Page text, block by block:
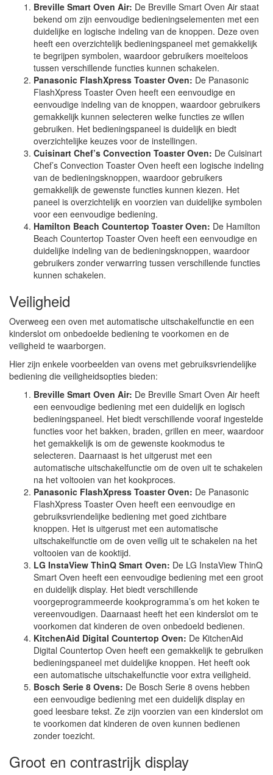
Breville Smart Oven Air: De Breville Smart Oven Air staat
bekend om zijn eenvoudige bedieningselementen met een
duidelijke en logische indeling van de knoppen. Deze oven
heeft een overzichtelijk bedieningspaneel met gemakkelijk
te begrijpen symbolen, waardoor gebruikers moeiteloos
tussen verschillende functies kunnen schakelen.
Panasonic FlashXpress Toaster Oven: De Panasonic
FlashXpress Toaster Oven heeft een eenvoudige en
eenvoudige indeling van de knoppen, waardoor gebruikers
gemakkelijk kunnen selecteren welke functies ze willen
gebruiken. Het bedieningspaneel is duidelijk en biedt
overzichtelijke keuzes voor de instellingen.
Cuisinart Chef’s Convection Toaster Oven: De Cuisinart
Chef’s Convection Toaster Oven heeft een logische indeling
van de bedieningsknoppen, waardoor gebruikers
gemakkelijk de gewenste functies kunnen kiezen. Het
paneel is overzichtelijk en voorzien van duidelijke symbolen
voor een eenvoudige bediening.
Hamilton Beach Countertop Toaster Oven: De Hamilton
Beach Countertop Toaster Oven heeft een eenvoudige en
duidelijke indeling van de bedieningsknoppen, waardoor
gebruikers zonder verwarring tussen verschillende functies
kunnen schakelen.
Veiligheid
Overweeg een oven met automatische uitschakelfunctie en een
kinderslot om onbedoelde bediening te voorkomen en de
veiligheid te waarborgen.
Hier zijn enkele voorbeelden van ovens met gebruiksvriendelijke
bediening die veiligheidsopties bieden:
Breville Smart Oven Air: De Breville Smart Oven Air heeft
een eenvoudige bediening met een duidelijk en logisch
bedieningspaneel. Het biedt verschillende vooraf ingestelde
functies voor het bakken, braden, grillen en meer, waardoor
het gemakkelijk is om de gewenste kookmodus te
selecteren. Daarnaast is het uitgerust met een
automatische uitschakelfunctie om de oven uit te schakelen
na het voltooien van het kookproces.
Panasonic FlashXpress Toaster Oven: De Panasonic
FlashXpress Toaster Oven heeft een eenvoudige en
gebruiksvriendelijke bediening met goed zichtbare
knoppen. Het is uitgerust met een automatische
uitschakelfunctie om de oven veilig uit te schakelen na het
voltooien van de kooktijd.
LG InstaView ThinQ Smart Oven: De LG InstaView ThinQ
Smart Oven heeft een eenvoudige bediening met een groot
en duidelijk display. Het biedt verschillende
voorgeprogrammeerde kookprogramma’s om het koken te
vereenvoudigen. Daarnaast heeft het een kinderslot om te
voorkomen dat kinderen de oven onbedoeld bedienen.
KitchenAid Digital Countertop Oven: De KitchenAid
Digital Countertop Oven heeft een gemakkelijk te gebruiken
bedieningspaneel met duidelijke knoppen. Het heeft ook
een automatische uitschakelfunctie voor extra veiligheid.
Bosch Serie 8 Ovens: De Bosch Serie 8 ovens hebben
een eenvoudige bediening met een duidelijk display en
goed leesbare tekst. Ze zijn voorzien van een kinderslot om
te voorkomen dat kinderen de oven kunnen bedienen
zonder toezicht.
Groot en contrastrijk display